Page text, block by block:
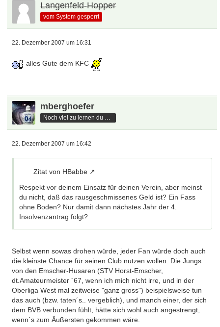
Langenfeld-Hopper
vom System gesperrt
22. Dezember 2007 um 16:31
alles Gute dem KFC
mberghoefer
22. Dezember 2007 um 16:42
Zitat von HBabbe
Respekt vor deinem Einsatz für deinen Verein, aber meinst
du nicht, daß das rausgeschmissenes Geld ist? Ein Fass
ohne Boden? Nur damit dann nächstes Jahr der 4.
Insolvenzantrag folgt?
Selbst wenn sowas drohen würde, jeder Fan würde doch auch
die kleinste Chance für seinen Club nutzen wollen. Die Jungs
von den Emscher-Husaren (STV Horst-Emscher,
dt.Amateurmeister ´67, wenn ich mich nicht irre, und in der
Oberliga West mal zeitweise "ganz gross") beispielsweise tun
das auch (bzw. taten´s.. vergeblich), und manch einer, der sich
dem BVB verbunden fühlt, hätte sich wohl auch angestrengt,
wenn´s zum Äußersten gekommen wäre.